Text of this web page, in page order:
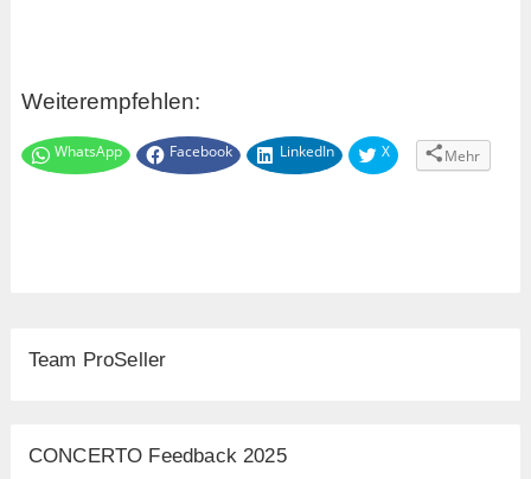
Weiterempfehlen:
WhatsApp Facebook LinkedIn X Mehr
Team ProSeller
CONCERTO Feedback 2025